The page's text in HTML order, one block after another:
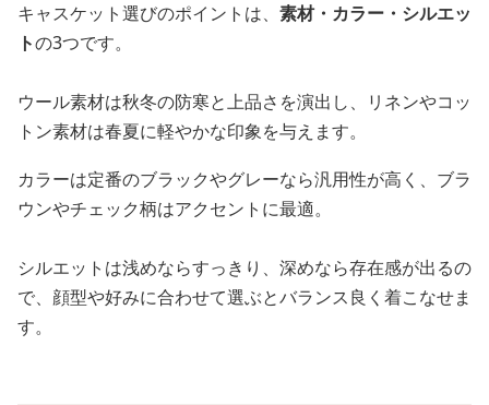
キャスケット選びのポイントは、 素材・カラー・シルエッ
トの3つです。
ウール素材は秋冬の防寒と上品さを演出し、リネンやコッ
トン素材は春夏に軽やかな印象を与えます。
カラーは定番のブラックやグレーなら汎用性が高く、ブラ
ウンやチェック柄はアクセントに最適。
シルエットは浅めならすっきり、深めなら存在感が出るの
で、顔型や好みに合わせて選ぶとバランス良く着こなせま
す。